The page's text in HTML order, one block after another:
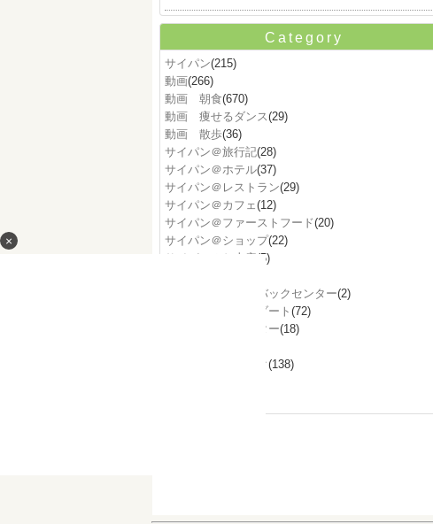
×
Category
サイパン(215)
動画(266)
動画 朝食(670)
動画 痩せるダンス(29)
動画 散歩(36)
サイパン＠旅行記(28)
サイパン＠ホテル(37)
サイパン＠レストラン(29)
サイパン＠カフェ(12)
サイパン＠ファーストフード(20)
サイパン＠ショップ(22)
サイパン＠お土産 (5)
サイパン＠トラッバックセンター(2)
東京ディズニーリゾート (72)
ショッピングセンター(18)
コーヒー・ブレイク(138)